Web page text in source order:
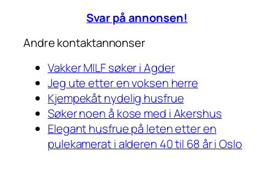
Svar på annonsen!
Andre kontaktannonser
Vakker MILF søker i Agder
Jeg ute etter en voksen herre
Kjempekåt nydelig husfrue
Søker noen å kose med i Akershus
Elegant husfrue på leten etter en
pulekamerat i alderen 40 til 68 år i Oslo